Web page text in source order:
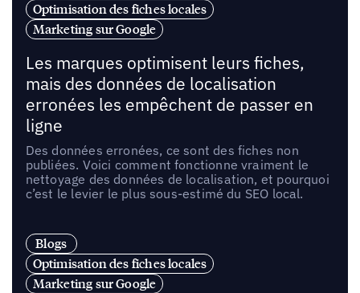
Optimisation des fiches locales
Marketing sur Google
Les marques optimisent leurs fiches,
mais des données de localisation
erronées les empêchent de passer en
ligne
Des données erronées, ce sont des fiches non
publiées. Voici comment fonctionne vraiment le
nettoyage des données de localisation, et pourquoi
c’est le levier le plus sous-estimé du SEO local.
Blogs
Optimisation des fiches locales
Marketing sur Google